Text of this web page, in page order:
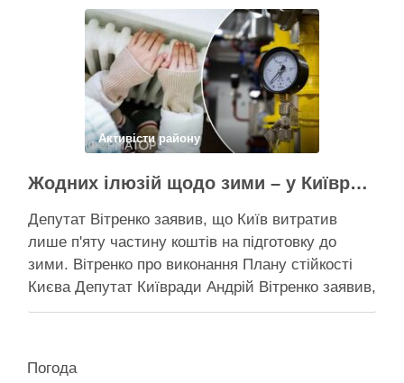
суботу, 8 серпня 2026 року, на Теремках у Києві
почалася вже …
Поділитися у соцмережах:
Активісти району
Жодних ілюзій щодо зими – у Київраді закидають, що КМДА виконала План стійкості на 20%
Депутат Вітренко заявив, що Київ витратив
лише п'яту частину коштів на підготовку до
зими. Вітренко про виконання Плану стійкості
Києва Депутат Київради Андрій Вітренко заявив,
що станом на 5 серпня столична влада
старту опалювального сезону …
Погода